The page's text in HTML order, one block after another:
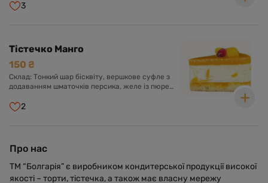
3
Тістечко Манго
150 ₴
Склад: Тонкий шар бісквіту, вершкове суфле з
додаванням шматочків персика, желе із пюре
2
Про нас
ТМ “Болгарія” є виробником кондитерської продукції високої
якості – торти, тістечка, а також має власну мережу